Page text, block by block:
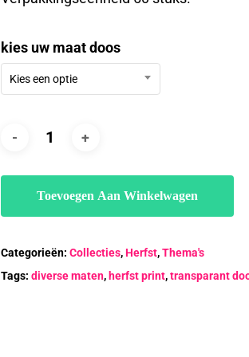
kies uw maat doos
Kies een optie
Toevoegen Aan Winkelwagen
Categorieën: Collecties,Herfst,Thema's
Tags: diverse maten, herfst print,transparant